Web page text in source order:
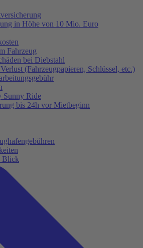
in Höhe von 10 Mio. Euro
Fahrzeug
bei Diebstahl
(Fahrzeugpapieren, Schlüssel, etc.)
Sunny Ride
bis 24h vor Mietbeginn
Blick